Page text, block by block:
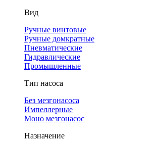
Вид
Ручные винтовые
Ручные домкратные
Пневматические
Гидравлические
Промышленные
Тип насоса
Без мезгонасоса
Импеллерные
Моно мезгонасос
Назначение